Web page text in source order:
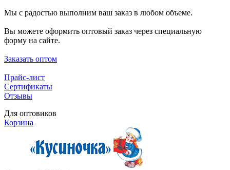
Мы с радостью выполним ваш заказ в любом объеме.
Вы можете оформить оптовый заказ через специальную
форму на сайте.
Заказать оптом
Прайс-лист
Сертификаты
Отзывы
Для оптовиков
Корзина